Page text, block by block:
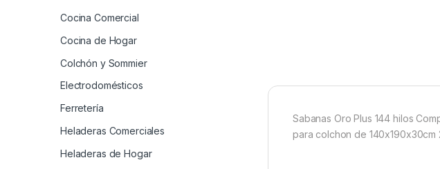
Sabanas Oro Plus 144 hilos
para colchon de
Cocina Comercial
Cocina de Hogar
Colchón y Sommier
Electrodomésticos
Ferretería
Heladeras Comerciales
Heladeras de Hogar